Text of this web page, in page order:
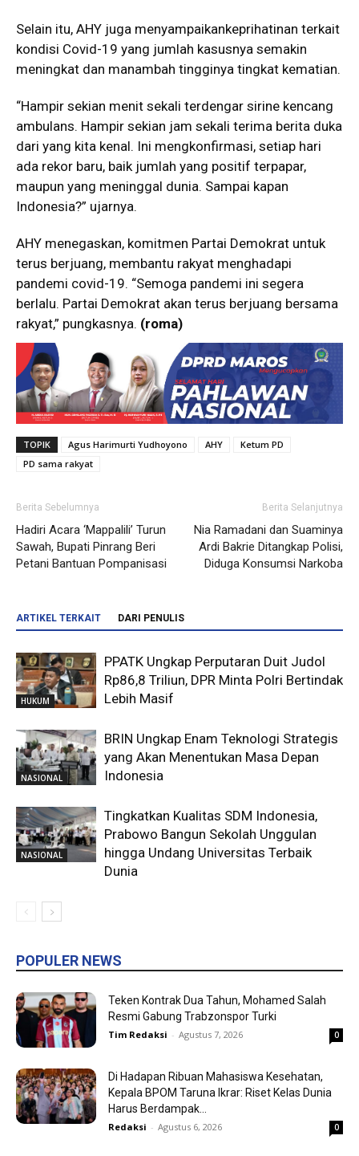
Selain itu, AHY juga menyampaikankeprihatinan terkait
kondisi Covid-19 yang jumlah kasusnya semakin
meningkat dan manambah tingginya tingkat kematian.
“Hampir sekian menit sekali terdengar sirine kencang
ambulans. Hampir sekian jam sekali terima berita duka
dari yang kita kenal. Ini mengkonfirmasi, setiap hari
ada rekor baru, baik jumlah yang positif terpapar,
maupun yang meninggal dunia. Sampai kapan
Indonesia?” ujarnya.
AHY menegaskan, komitmen Partai Demokrat untuk
terus berjuang, membantu rakyat menghadapi
pandemi covid-19. “Semoga pandemi ini segera
berlalu. Partai Demokrat akan terus berjuang bersama
rakyat,” pungkasnya. (roma)
TOPIK Agus Harimurti Yudhoyono AHY
Ketum PD
PD sama rakyat
Berita Sebelumnya
Hadiri Acara ‘Mappalili’ Turun
Sawah, Bupati Pinrang Beri
Petani Bantuan Pompanisasi
Berita Selanjutnya
Nia Ramadani dan Suaminya
Ardi Bakrie Ditangkap Polisi,
Diduga Konsumsi Narkoba
ARTIKEL TERKAIT DARI PENULIS
HUKUM
PPATK Ungkap Perputaran Duit Judol
Rp86,8 Triliun, DPR Minta Polri Bertindak
Lebih Masif
NASIONAL
BRIN Ungkap Enam Teknologi Strategis
yang Akan Menentukan Masa Depan
Indonesia
NASIONAL
Tingkatkan Kualitas SDM Indonesia,
Prabowo Bangun Sekolah Unggulan
hingga Undang Universitas Terbaik
Dunia
POPULER NEWS
Teken Kontrak Dua Tahun, Mohamed Salah
Resmi Gabung Trabzonspor Turki
Tim Redaksi - Agustus 7, 2026 0
Di Hadapan Ribuan Mahasiswa Kesehatan,
Kepala BPOM Taruna Ikrar: Riset Kelas Dunia
Harus Berdampak...
Redaksi - Agustus 6, 2026 0